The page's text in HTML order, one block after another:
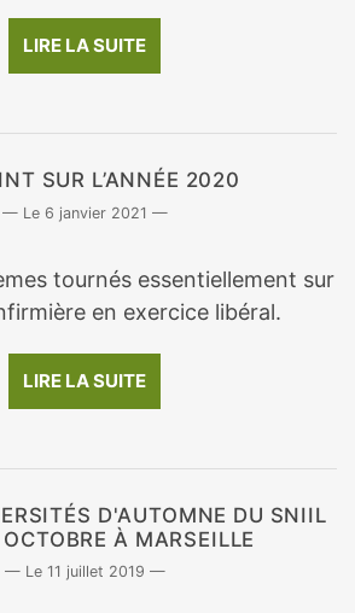
LIRE LA SUITE
SUR L’ANNÉE 2020
6 janvier 2021
tournés essentiellement sur
en exercice libéral.
LIRE LA SUITE
D'AUTOMNE DU SNIIL
OCTOBRE À MARSEILLE
11 juillet 2019